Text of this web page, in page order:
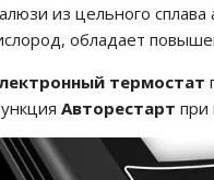
из цельного
обладает
термостат
Авторестарт при